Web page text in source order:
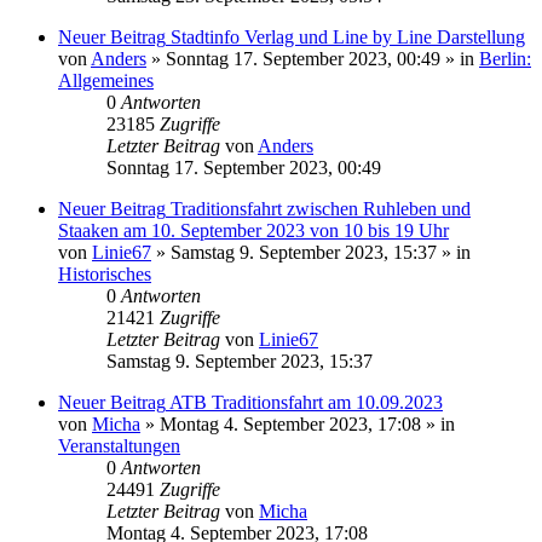
Neuer Beitrag Stadtinfo Verlag und Line by Line Darstellung
vonAnders » Sonntag 17. September 2023, 00:49 » in Berlin:
Allgemeines
0Antworten
23185 Zugriffe
Letzter Beitrag vonAnders
Sonntag 17. September 2023, 00:49
Neuer Beitrag Traditionsfahrt zwischen Ruhleben und
Staaken am 10. September 2023 von 10 bis 19 Uhr
von Linie67 » Samstag 9. September 2023, 15:37 » in
Historisches
0Antworten
21421 Zugriffe
Letzter Beitrag von Linie67
Samstag 9. September 2023, 15:37
Neuer BeitragATB Traditionsfahrt am 10.09.2023
von Micha » Montag 4. September 2023, 17:08 » in
Veranstaltungen
0Antworten
24491 Zugriffe
Letzter Beitrag von Micha
Montag 4. September 2023, 17:08